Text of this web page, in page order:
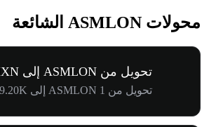
محولات ASMLON الشائعة
تحويل من ASMLON إلى MXN
تحويل من 1 ASMLON إلى Mex$29.20K